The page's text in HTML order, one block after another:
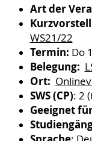
Art der
WS21/22
Termin: Do
Belegung:
Ort:
SWS (CP): 2
Geeignet